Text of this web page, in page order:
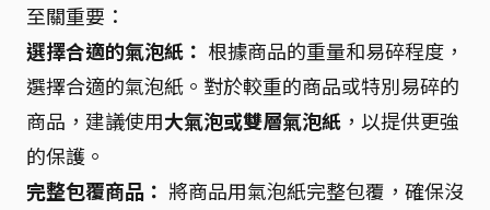
至關重要：
選擇合適的氣泡紙： 根據商品的重量和易碎程度，
選擇合適的氣泡紙。對於較重的商品或特別易碎的
商品，建議使用大氣泡或雙層氣泡紙 ，以提供更強
的保護。
完整包覆商品： 將商品用氣泡紙完整包覆，確保沒